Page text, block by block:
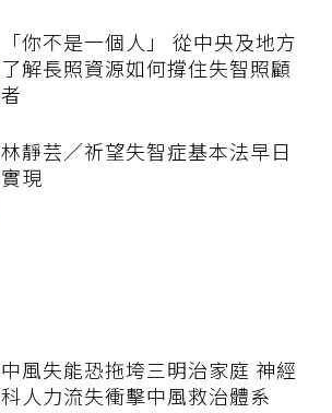
「你不是一個人」 從中央及地方
了解長照資源如何撐住失智照顧
者
林靜芸／祈望失智症基本法早日
實現
中風失能恐拖垮三明治家庭 神經
科人力流失衝擊中風救治體系